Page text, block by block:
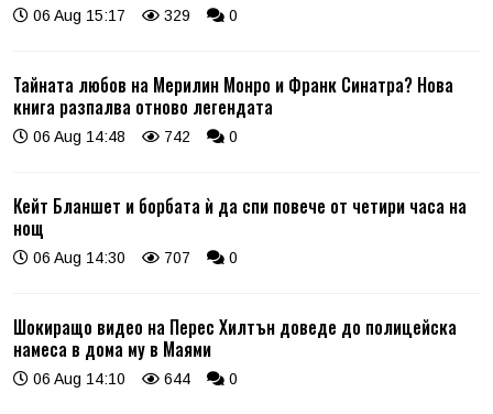
06 Aug 15:17 329 0
Тайната любов на Мерилин Монро и Франк Синатра? Нова
книга разпалва отново легендата
06 Aug 14:48 742 0
Кейт Бланшет и борбата ѝ да спи повече от четири часа на
нощ
06 Aug 14:30 707 0
Шокиращо видео на Перес Хилтън доведе до полицейска
намеса в дома му в Маями
06 Aug 14:10 644 0